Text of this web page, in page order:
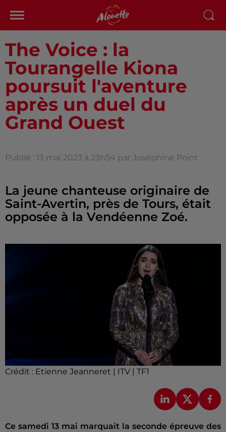
The Voice : la
Tourangelle Kiona
poursuit l'aventure
après un duel du
Grand Ouest
Publié : 13 mai 2023 à 23h54 par Joséphine Point
La jeune chanteuse originaire de
Saint-Avertin, près de Tours, était
opposée à la Vendéenne Zoé.
Crédit : Etienne Jeanneret | ITV | TF1
Ce samedi 13 mai marquait la seconde épreuve des